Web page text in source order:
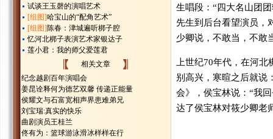
试谈王玉磬的演唱艺术
[组图]哈宝山的“配角艺术”
[组图]陈春：津城遍听梆子腔
忆河北梆子表演艺术家银达子
莲小君：我的师父爱莲君
相关文章
纪念越剧百年演唱会
姜昆诠释何为德艺双馨 传递正能量
侯耀文与石富宽相声界患难弟兄
刘宝瑞:真实的快乐
曲剧演员王桂兰
佟有为：篮球游泳滑冰样样在行
生唱段：“四大名山团
先生到后台看望演员，
少卿说，不敢当，不敢
上世纪70年代，在河
别高兴，寒暄之后就说
会》，侯宝林说：“我
达了侯宝林对筱少卿老